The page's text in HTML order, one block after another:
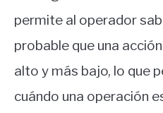
permite al operador
probable que una
alto y más bajo, lo que
cuándo una operación